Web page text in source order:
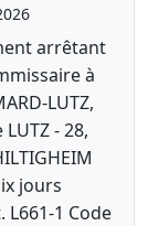
arrêtant
à
LUTZ,
- 28,
jours
1 Code